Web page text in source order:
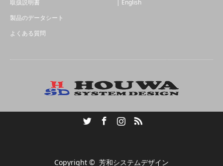
取扱説明書
製品のデータシート
よくある質問
| English
Copyright © 芳和システムデザイン